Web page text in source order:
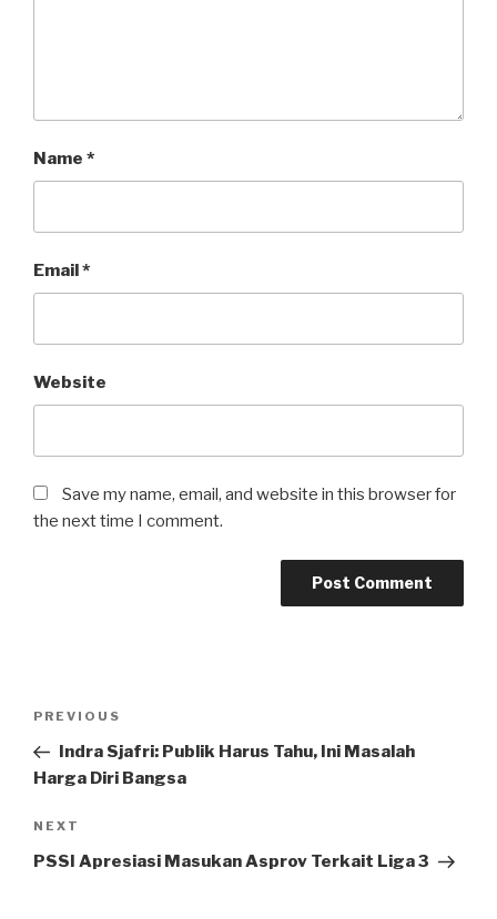
Name *
Email *
Website
Save my name, email, and website in this browser for
the next time I comment.
Previous
Post
PREVIOUS
Indra Sjafri: Publik Harus Tahu, Ini Masalah
Harga Diri Bangsa
Next
Post
NEXT
PSSI Apresiasi Masukan Asprov Terkait Liga 3